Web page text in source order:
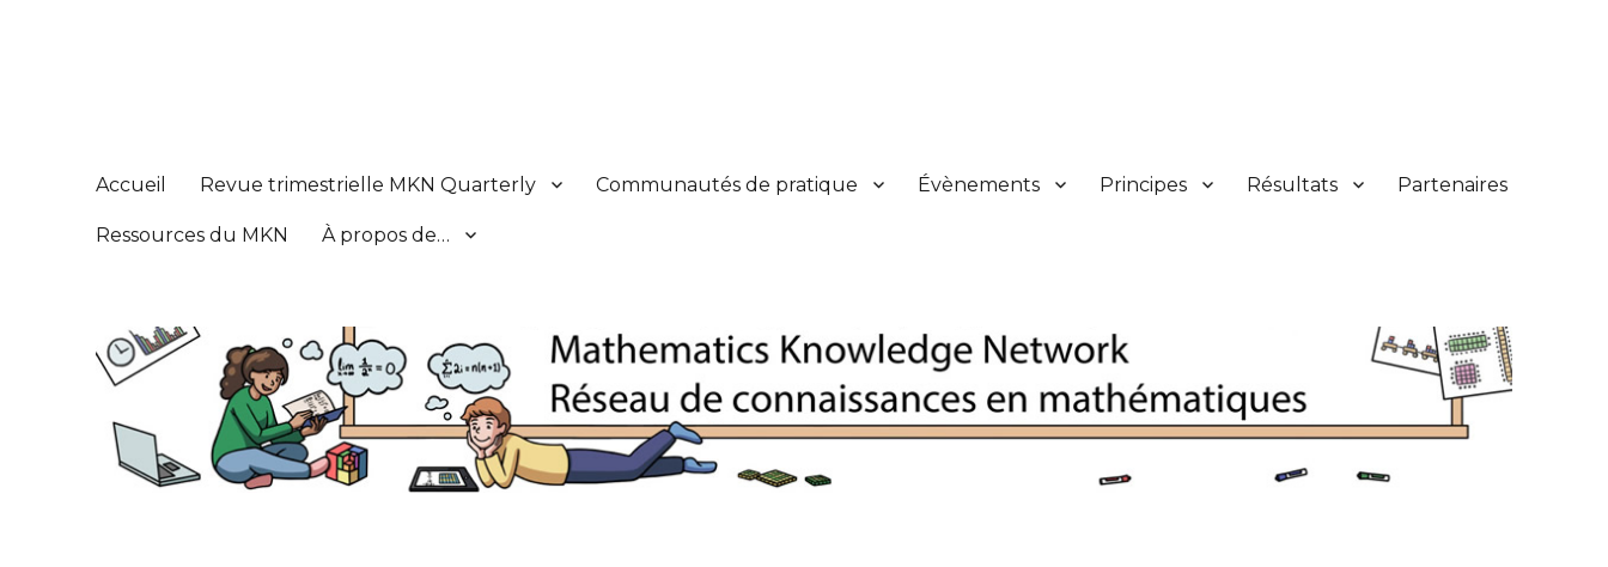
Accueil Revue trimestrielle MKN Quarterly Communautés de pratique Évènements Principes Résultats Partenaires
Ressources du MKN À propos de…